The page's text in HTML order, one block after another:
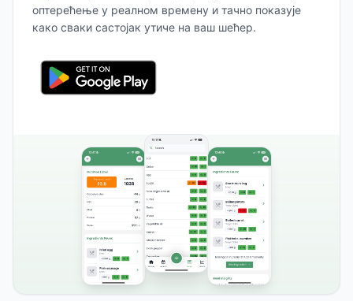
оптерећење у реалном времену и тачно показује
како сваки састојак утиче на ваш шећер.